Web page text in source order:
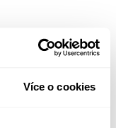
Více o cookies